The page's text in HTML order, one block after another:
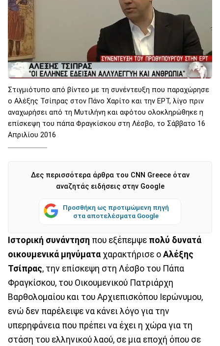
Στιγμιότυπο από βίντεο με τη συνέντευξη που παραχώρησε
ο Αλέξης Τσίπρας στον Πάνο Χαρίτο και την ΕΡΤ, λίγο πριν
αναχωρήσει από τη Μυτιλήνη και αφότου ολοκληρώθηκε η
επίσκεψη του πάπα Φραγκίσκου στη Λέσβο, το Σάββατο 16
Απριλίου 2016
Δες περισσότερα άρθρα του CNN Greece όταν
αναζητάς ειδήσεις στην Google
Προσθήκη ως προτιμώμενη πηγή
στα αποτελέσματα Google
Ιστορική συνάντηση που εξέπεμψε πολύ δυνατά
οικουμενικά μηνύματα χαρακτήρισε ο Αλέξης
Τσίπρας, την επίσκεψη στη Λέσβο του Πάπα
Φραγκίσκου, του Οικουμενικού Πατριάρχη
Βαρθολομαίου και του Αρχιεπισκόπου Ιερώνυμου,
ενώ δεν παρέλειψε να κάνει λόγο για την
υπερηφάνεια που πρέπει να έχει η χώρα για τη
στάση του ελληνικού λαού, σε μια εποχή όπου σε